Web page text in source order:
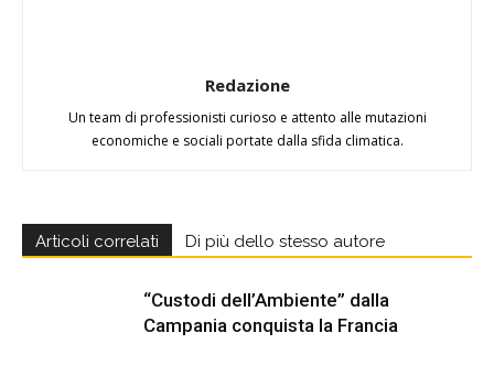
Redazione
Un team di professionisti curioso e attento alle mutazioni
economiche e sociali portate dalla sfida climatica.
Articoli correlati Di più dello stesso autore
“Custodi dell’Ambiente” dalla
Campania conquista la Francia